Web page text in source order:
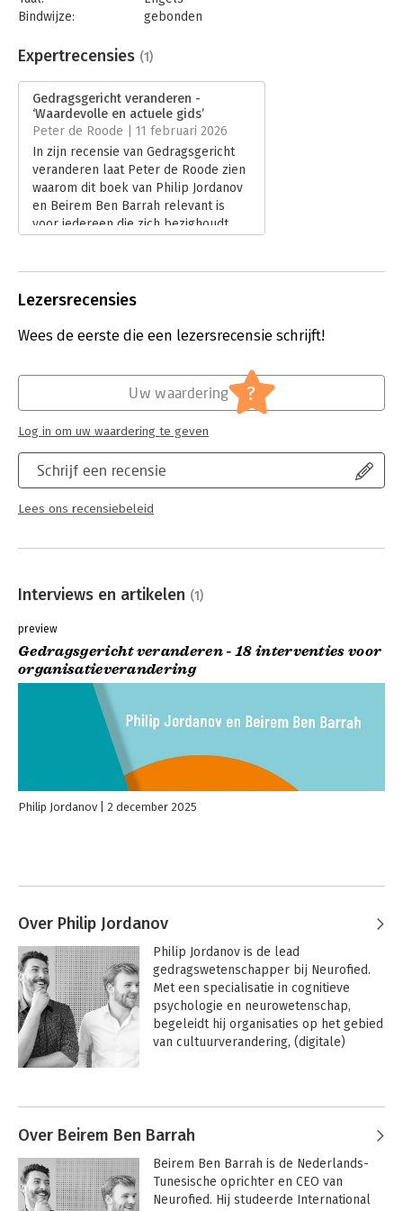
Bindwijze:
gebonden
Uitgever:
John Wiley & Sons
Verschijningsdatum:
Hoofdrubriek: Verandermanagement
Expertrecensies (1)
Gedragsgericht veranderen -
‘Waardevolle en actuele gids’
Peter de Roode | 11 februari 2026
In zijn recensie van Gedragsgericht
veranderen laat Peter de Roode zien
waarom dit boek van Philip Jordanov
en Beirem Ben Barrah relevant is
voor iedereen die zich bezighoudt
ontbrekende schakel tussen plannen
Lees verder
Lezersrecensies
Wees de eerste die een lezersrecensie schrijft!
Schrijf een recensie
Lees ons recensiebeleid
Uw waardering ?
Log in om uw waardering te geven
Interviews en artikelen (1)
preview
Gedragsgericht veranderen - 18 interventies voor
organisatieverandering
Philip Jordanov 2 december 2025
Over Philip Jordanov
Philip Jordanov is de lead
gedragswetenschapper bij Neurofied.
Met een specialisatie in cognitieve
psychologie en neurowetenschap,
begeleidt hij organisaties op het gebied
van cultuurverandering, (digitale)
werk als adviseur geeft hij gastcolleges
gedragsverandering in de praktijk. Ook
staat hij regelmatig op het podium,
waar hij samen met zijn broer gypsy
Over Beirem Ben Barrah
Beirem Ben Barrah is de Nederlands-
Tunesische oprichter en CEO van
Neurofied. Hij studeerde International